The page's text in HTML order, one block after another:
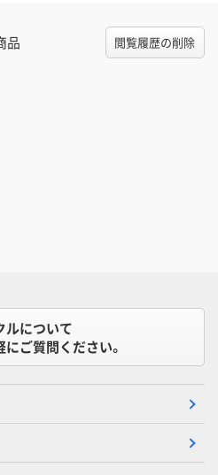
品 閲覧履歴の削除
ルについて
にご質問ください。